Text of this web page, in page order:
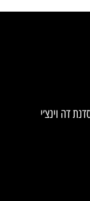
דה וינצ׳י